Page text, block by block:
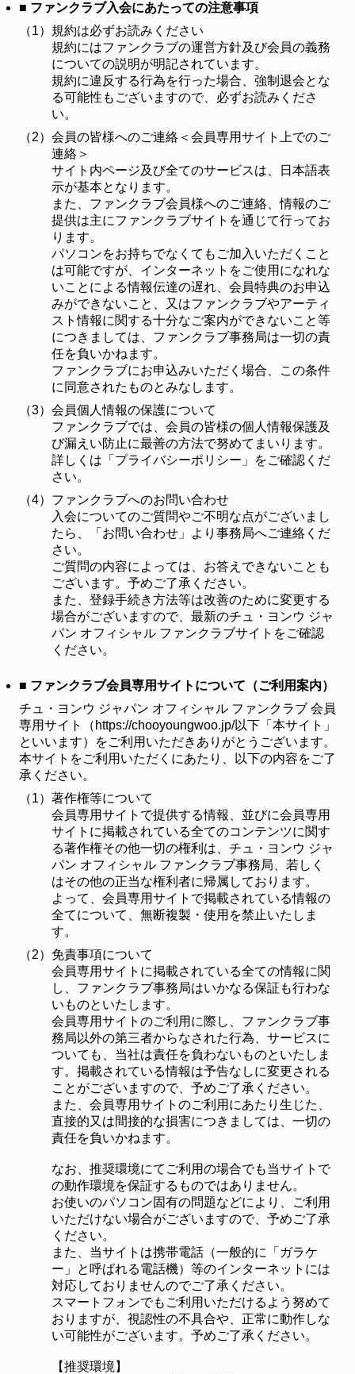
■ ファンクラブ入会にあたっての注意事項
（1） 規約は必ずお読みください
規約にはファンクラブの運営方針及び会員の義務
についての説明が明記されています。
規約に違反する行為を行った場合、強制退会とな
る可能性もございますので、必ずお読みくださ
い。
（2） 会員の皆様へのご連絡＜会員専用サイト上でのご
連絡＞
サイト内ページ及び全てのサービスは、日本語表
示が基本となります。
また、ファンクラブ会員様へのご連絡、情報のご
提供は主にファンクラブサイトを通じて行ってお
ります。
パソコンをお持ちでなくてもご加入いただくこと
は可能ですが、インターネットをご使用になれな
いことによる情報伝達の遅れ、会員特典のお申込
みができないこと、又はファンクラブやアーティ
スト情報に関する十分なご案内ができないこと等
につきましては、ファンクラブ事務局は一切の責
任を負いかねます。
ファンクラブにお申込みいただく場合、この条件
に同意されたものとみなします。
（3） 会員個人情報の保護について
ファンクラブでは、会員の皆様の個人情報保護及
び漏えい防止に最善の方法で努めてまいります。
詳しくは「プライバシーポリシー」をご確認くだ
さい。
（4） ファンクラブへのお問い合わせ
入会についてのご質問やご不明な点がございまし
たら、「お問い合わせ」より事務局へご連絡くだ
さい。
ご質問の内容によっては、お答えできないことも
ございます。予めご了承ください。
また、登録手続き方法等は改善のために変更する
場合がございますので、最新のチュ・ヨンウ ジャ
パン オフィシャル ファンクラブサイトをご確認
ください。
■ ファンクラブ会員専用サイトについて（ご利用案内）
チュ・ヨンウ ジャパン オフィシャル ファンクラブ 会員
専用サイト（https://chooyoungwoo.jp/以下「本サイト」
といいます）をご利用いただきありがとうございます。
本サイトをご利用いただくにあたり、以下の内容をご了
承ください。
（1） 著作権等について
会員専用サイトで提供する情報、並びに会員専用
サイトに掲載されている全てのコンテンツに関す
る著作権その他一切の権利は、チュ・ヨンウ ジャ
パン オフィシャル ファンクラブ事務局、若しく
はその他の正当な権利者に帰属しております。
よって、会員専用サイトで掲載されている情報の
全てについて、無断複製・使用を禁止いたしま
す。
（2） 免責事項について
会員専用サイトに掲載されている全ての情報に関
し、ファンクラブ事務局はいかなる保証も行わな
いものといたします。
会員専用サイトのご利用に際し、ファンクラブ事
務局以外の第三者からなされた行為、サービスに
ついても、当社は責任を負わないものといたしま
す。掲載されている情報は予告なしに変更される
ことがございますので、予めご了承ください。
また、会員専用サイトのご利用にあたり生じた、
直接的又は間接的な損害につきましては、一切の
責任を負いかねます。
なお、推奨環境にてご利用の場合でも当サイトで
の動作環境を保証するものではありません。
お使いのパソコン固有の問題などにより、ご利用
いただけない場合がございますので、予めご了承
ください。
また、当サイトは携帯電話（一般的に「ガラケ
ー」と呼ばれる電話機）等のインターネットには
対応しておりませんのでご了承ください。
スマートフォンでもご利用いただけるよう努めて
おりますが、視認性の不具合や、正常に動作しな
い可能性がございます。予めご了承ください。
【推奨環境】